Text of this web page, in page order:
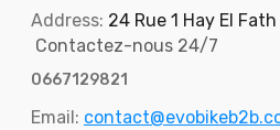
Address: 24 Rue 1 Hay El
Contactez-nous 24/7
0667129821
Email: